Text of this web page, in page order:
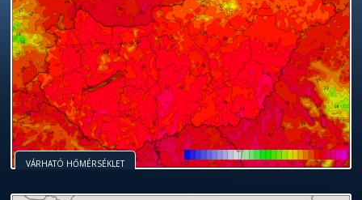
VÁRHATÓ HŐMÉRSÉKLET